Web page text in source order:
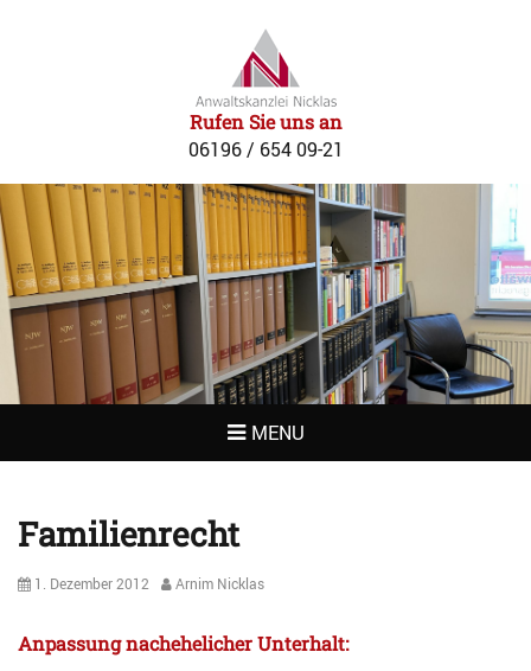
Rufen Sie uns an
06196 / 654 09-21
MENU
Familienrecht
Posted
1. Dezember 2012 Author
Arnim Nicklas
Anpassung nachehelicher Unterhalt: